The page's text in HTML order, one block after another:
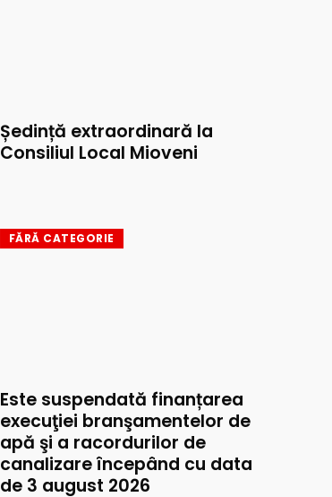
Ședință extraordinară la
Consiliul Local Mioveni
FĂRĂ CATEGORIE
Este suspendată finanțarea
execuţiei branşamentelor de
apă şi a racordurilor de
canalizare începând cu data
de 3 august 2026